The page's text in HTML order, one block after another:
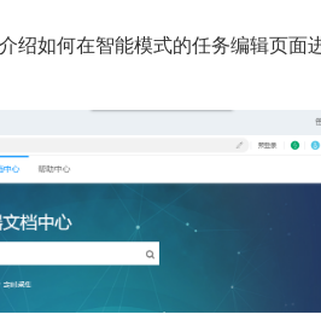
绍如何在智能模式的任务编辑页面